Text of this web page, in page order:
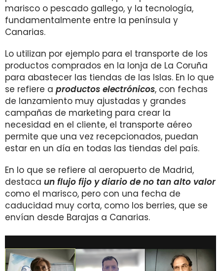
marisco o pescado gallego, y la tecnología,
fundamentalmente entre la península y
Canarias.
Lo utilizan por ejemplo para el transporte de los
productos comprados en la lonja de La Coruña
para abastecer las tiendas de las Islas. En lo que
se refiere a productos electrónicos, con fechas
de lanzamiento muy ajustadas y grandes
campañas de marketing para crear la
necesidad en el cliente, el transporte aéreo
permite que una vez recepcionados, puedan
estar en un día en todas las tiendas del país.
En lo que se refiere al aeropuerto de Madrid,
destaca un flujo fijo y diario de no tan alto valor
como el marisco, pero con una fecha de
caducidad muy corta, como los berries, que se
envían desde Barajas a Canarias.